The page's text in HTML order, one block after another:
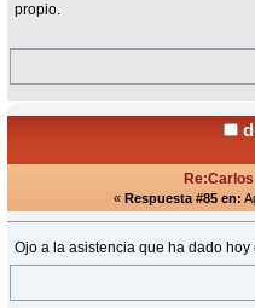
propio.
« Respuesta #85 en:
Ojo a la asistencia que ha dado